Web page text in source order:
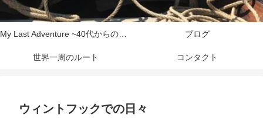
My Last Adventure ~40代からの世界一周旅行記~ ブログ
世界一周のルート コンタクト
ウィントフックでの日々